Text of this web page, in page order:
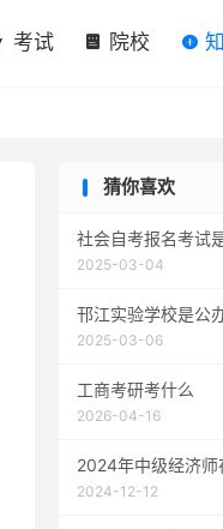
考试 院校
猜你喜欢
社会自考报名考试
2025-03-04
邗江实验学校是公
2025-03-06
工商考研考什么
2026-04-16
2024年中级经济师
2024-12-12